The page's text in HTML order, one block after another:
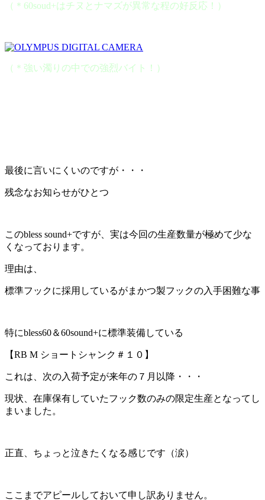
（＊60soud+はチヌとナマズが異常な程の好反応！）
（＊強い濁りの中での強烈バイト！）
最後に言いにくいのですが・・・
残念なお知らせがひとつ
このbless sound+ですが、実は今回の生産数量が極めて少な
くなっております。
理由は、
標準フックに採用しているがまかつ製フックの入手困難な事
特にbless60＆60sound+に標準装備している
【RB M ショートシャンク＃１０】
これは、次の入荷予定が来年の７月以降・・・
現状、在庫保有していたフック数のみの限定生産となってし
まいました。
正直、ちょっと泣きたくなる感じです（涙）
ここまでアピールしておいて申し訳ありません。